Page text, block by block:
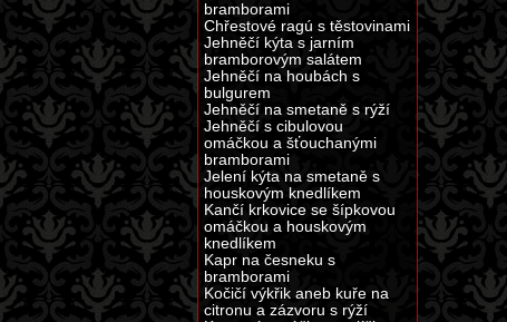
bramborami
Chřestové ragú s těstovinami
Jehněčí kýta s jarním
bramborovým salátem
Jehněčí na houbách s
bulgurem
Jehněčí na smetaně s rýží
Jehněčí s cibulovou
omáčkou a šťouchanými
bramborami
Jelení kýta na smetaně s
houskovým knedlíkem
Kančí krkovice se šípkovou
omáčkou a houskovým
knedlíkem
Kapr na česneku s
bramborami
Kočičí výkřik aneb kuře na
citronu a zázvoru s rýží